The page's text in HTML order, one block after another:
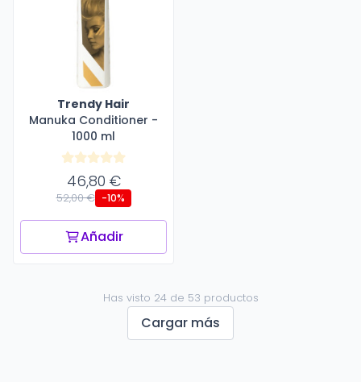
Trendy Hair
Manuka Conditioner -
1000 ml
46,80 €
52,00 € -10%
Añadir
Has visto 24 de 53 productos
Cargar más